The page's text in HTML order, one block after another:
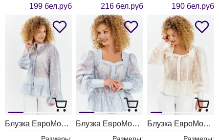
199 бел.руб
216 бел.руб
190 бел.руб
Блузка ЕвроМода 745 дымчато-голубой Блузка ЕвроМода 759 дымчато-голубой Блузка ЕвроМода 759 молочный